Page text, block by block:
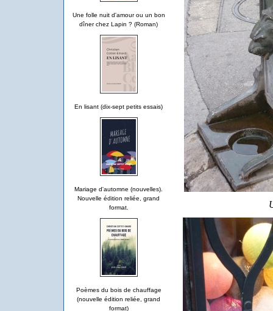
Une folle nuit d'amour ou un bon
dîner chez Lapin ? (Roman)
En lisant (dix-sept petits essais)
Mariage d'automne (nouvelles).
Nouvelle édition reliée, grand
format.
Poèmes du bois de chauffage
(nouvelle édition reliée, grand
format)